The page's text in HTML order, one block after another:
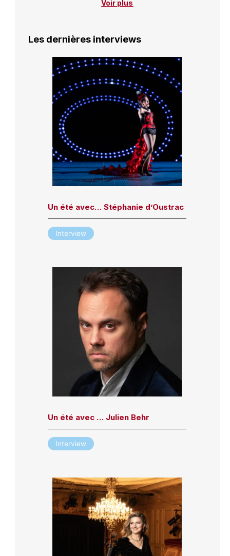
Voir plus
Les dernières interviews
Un été avec… Stéphanie d’Oustrac
Interview
Un été avec … Julien Behr
Interview